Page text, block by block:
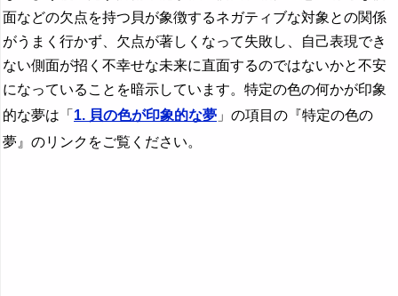
面などの欠点を持つ貝が象徴するネガティブな対象との関係
がうまく行かず、欠点が著しくなって失敗し、自己表現でき
ない側面が招く不幸せな未来に直面するのではないかと不安
になっていることを暗示しています。特定の色の何かが印象
的な夢は「 1. 貝の色が印象的な夢 」の項目の『特定の色の
夢』のリンクをご覧ください。